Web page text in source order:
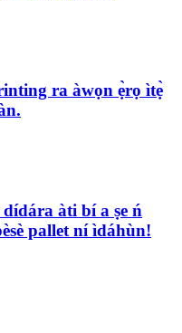
ra àwọn ẹ̀rọ ìtẹ̀
dídára àti bí a ṣe ń
pallet ní ìdáhùn!